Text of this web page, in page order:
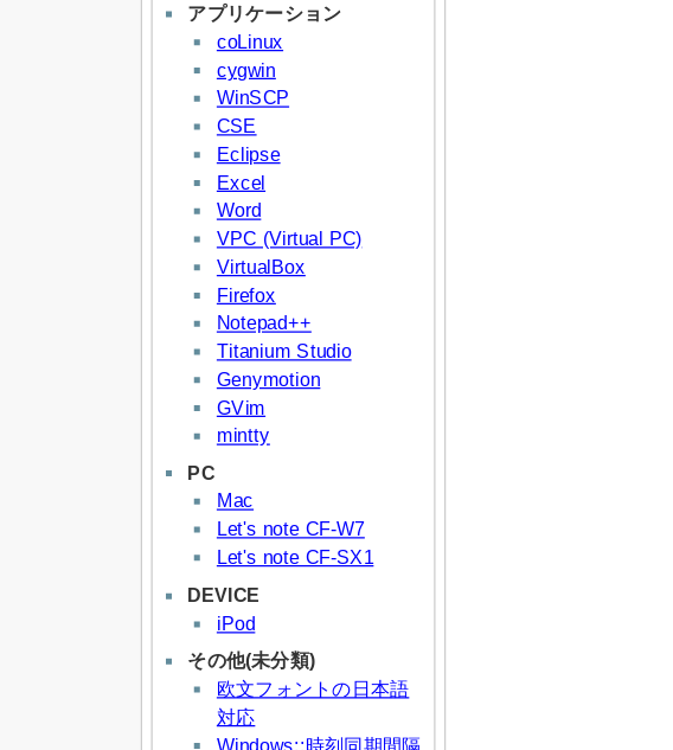
アプリケーション
coLinux
cygwin
WinSCP
CSE
Eclipse
Excel
Word
VPC (Virtual PC)
VirtualBox
Firefox
Notepad++
Titanium Studio
Genymotion
GVim
mintty
PC
Mac
Let's note CF-W7
Let's note CF-SX1
DEVICE
iPod
その他(未分類)
欧文フォントの日本語
対応
Windows::時刻同期間隔